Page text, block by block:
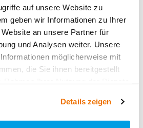
auf unsere Website zu
geben wir Informationen zu Ihrer
an unsere Partner für
und Analysen weiter. Unsere
möglicherweise mit
die Sie ihnen bereitgestellt
Details zeigen